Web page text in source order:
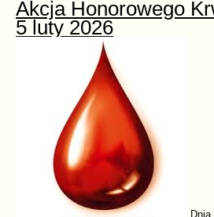
Akcja Honorowego
5 luty 2026